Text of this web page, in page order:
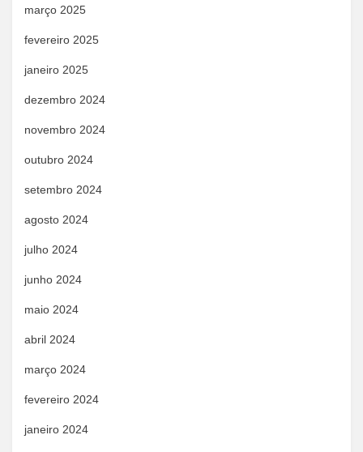
março 2025
fevereiro 2025
janeiro 2025
dezembro 2024
novembro 2024
outubro 2024
setembro 2024
agosto 2024
julho 2024
junho 2024
maio 2024
abril 2024
março 2024
fevereiro 2024
janeiro 2024